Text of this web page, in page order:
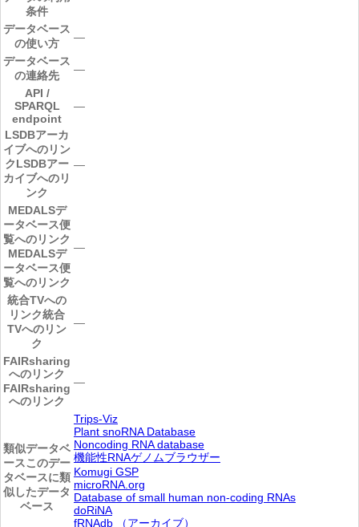
条件
データベース
の使い方
―
データベース
の連絡先
―
API /
SPARQL
endpoint
―
LSDBアーカ
イブへのリン
クLSDBアー
カイブへのリ
ンク
―
MEDALSデ
ータベース便
覧へのリンク
MEDALSデ
ータベース便
覧へのリンク
―
統合TVへの
リンク統合
TVへのリン
ク
―
FAIRsharing
へのリンク
FAIRsharing
へのリンク
―
類似データベ
ースこのデー
タベースに類
似したデータ
ベース
Trips-Viz
Plant snoRNA Database
Noncoding RNA database
機能性RNAゲノムブラウザー
Komugi GSP
microRNA.org
Database of small human non-coding RNAs
doRiNA
fRNAdb （アーカイブ）